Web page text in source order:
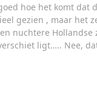
hoe het komt dat
gezien , maar het
nuchtere
ligt….. Nee,